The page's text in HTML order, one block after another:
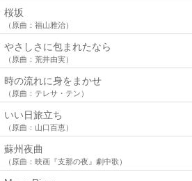
桜坂
（原曲：福山雅治）
やさしさに包まれたなら
（原曲：荒井由実）
時の流れに身をまかせ
（原曲：テレサ・テン）
いい日旅立ち
（原曲：山口百恵）
蘇州夜曲
（原曲：映画『支那の夜』劇中歌）